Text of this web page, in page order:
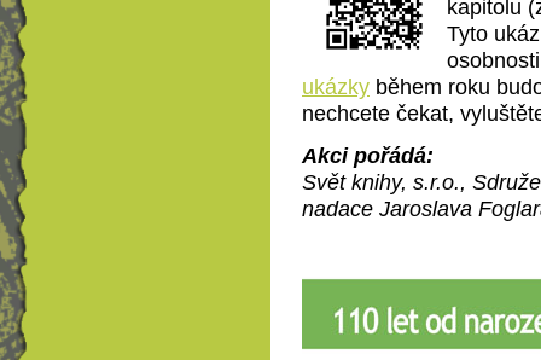
kapitolu
Tyto
ukázky během roku
nechcete čekat,
Akci pořádá:
Svět knihy, s.r.o.,
nadace Jaroslava